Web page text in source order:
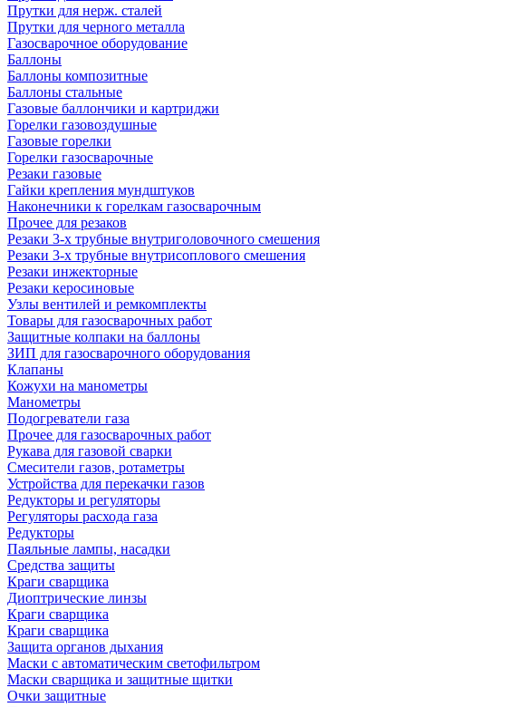
Прутки для нерж. сталей
Прутки для черного металла
Газосварочное оборудование
Баллоны
Баллоны композитные
Баллоны стальные
Газовые баллончики и картриджи
Горелки газовоздушные
Газовые горелки
Горелки газосварочные
Резаки газовые
Гайки крепления мундштуков
Наконечники к горелкам газосварочным
Прочее для резаков
Резаки 3-х трубные внутриголовочного смешения
Резаки 3-х трубные внутрисоплового смешения
Резаки инжекторные
Резаки керосиновые
Узлы вентилей и ремкомплекты
Товары для газосварочных работ
Защитные колпаки на баллоны
ЗИП для газосварочного оборудования
Клапаны
Кожухи на манометры
Манометры
Подогреватели газа
Прочее для газосварочных работ
Рукава для газовой сварки
Смесители газов, ротаметры
Устройства для перекачки газов
Редукторы и регуляторы
Регуляторы расхода газа
Редукторы
Паяльные лампы, насадки
Средства защиты
Краги сварщика
Диоптрические линзы
Краги сварщика
Краги сварщика
Защита органов дыхания
Маски с автоматическим светофильтром
Маски сварщика и защитные щитки
Очки защитные